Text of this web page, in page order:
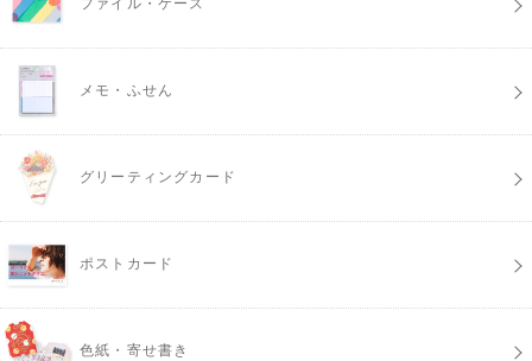
メモ・ふせん
グリーティングカード
ポストカード
色紙・寄せ書き